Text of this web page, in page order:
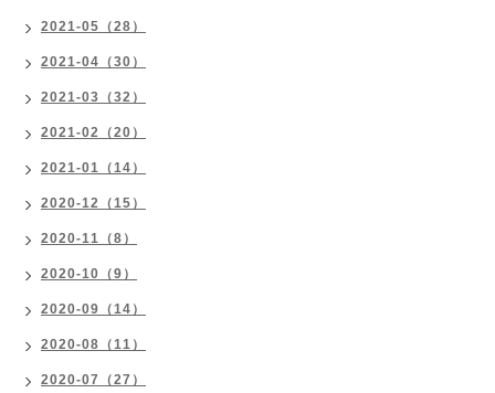
2021-05（28）
2021-04（30）
2021-03（32）
2021-02（20）
2021-01（14）
2020-12（15）
2020-11（8）
2020-10（9）
2020-09（14）
2020-08（11）
2020-07（27）